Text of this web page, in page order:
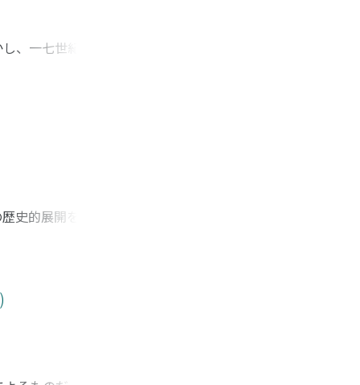
、一七世紀初
して約一〇〇年
ようとする過程
の港町の秩序や
早く堅固な防備
史的展開を明ら
担う譜代大名が
を変えたことに
。この結果、譜
だけでなく、藩